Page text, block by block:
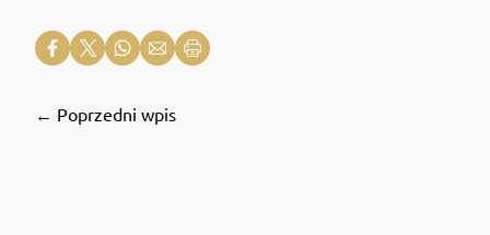
← Poprzedni wpis